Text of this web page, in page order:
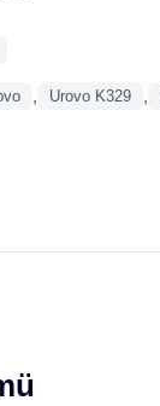
, Urovo K329 ,